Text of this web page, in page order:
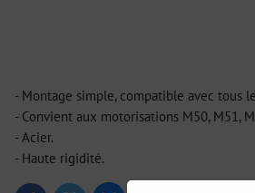
- Montage simple, compatible avec tous
- Convient aux motorisations M50, M51,
- Acier.
- Haute rigidité.